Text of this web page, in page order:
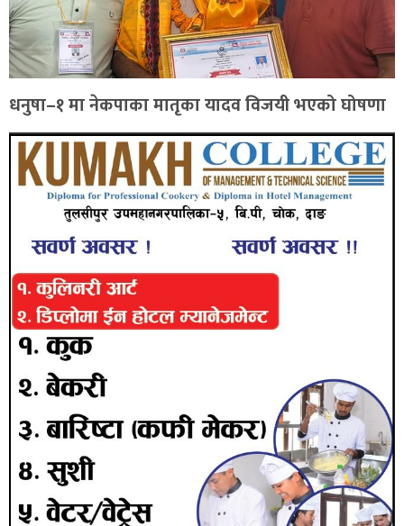
धनुषा–१ मा नेकपाका मातृका यादव विजयी भएको घोषणा